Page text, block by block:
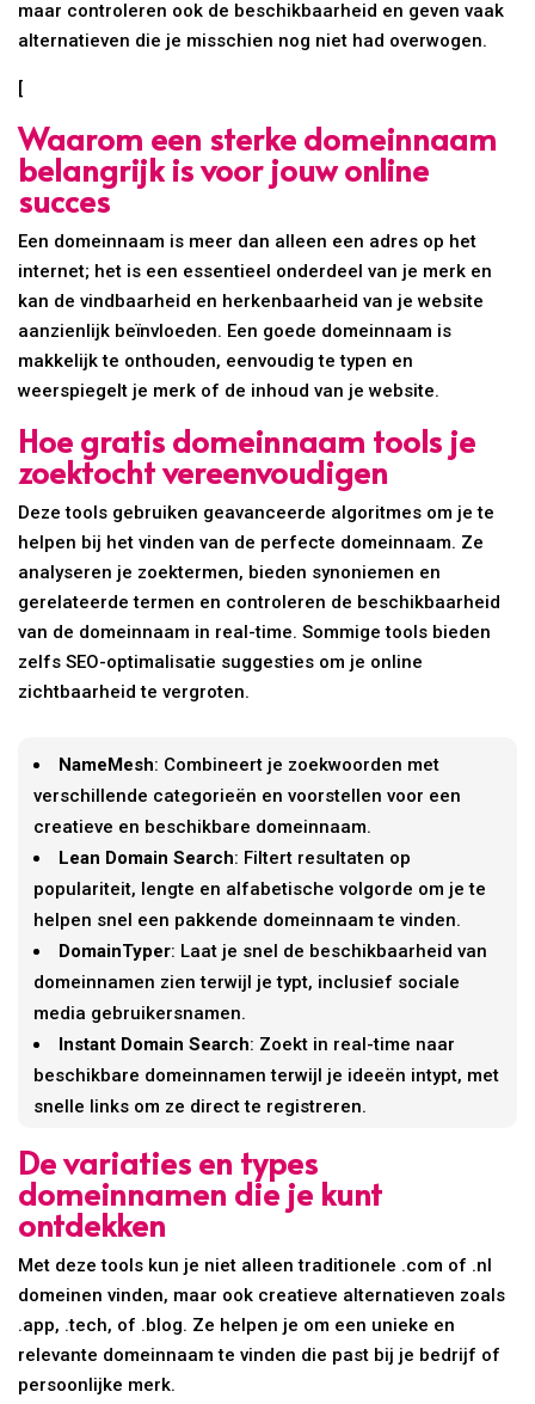
maar controleren ook de beschikbaarheid en geven vaak
alternatieven die je misschien nog niet had overwogen.
[
Waarom een sterke domeinnaam
belangrijk is voor jouw online
succes
Een domeinnaam is meer dan alleen een adres op het
internet; het is een essentieel onderdeel van je merk en
kan de vindbaarheid en herkenbaarheid van je website
aanzienlijk beïnvloeden. Een goede domeinnaam is
makkelijk te onthouden, eenvoudig te typen en
weerspiegelt je merk of de inhoud van je website.
Hoe gratis domeinnaam tools je
zoektocht vereenvoudigen
Deze tools gebruiken geavanceerde algoritmes om je te
helpen bij het vinden van de perfecte domeinnaam. Ze
analyseren je zoektermen, bieden synoniemen en
gerelateerde termen en controleren de beschikbaarheid
van de domeinnaam in real-time. Sommige tools bieden
zelfs SEO-optimalisatie suggesties om je online
zichtbaarheid te vergroten.
NameMesh: Combineert je zoekwoorden met
verschillende categorieën en voorstellen voor een
creatieve en beschikbare domeinnaam.
Lean Domain Search: Filtert resultaten op
populariteit, lengte en alfabetische volgorde om je te
helpen snel een pakkende domeinnaam te vinden.
DomainTyper: Laat je snel de beschikbaarheid van
domeinnamen zien terwijl je typt, inclusief sociale
media gebruikersnamen.
Instant Domain Search: Zoekt in real-time naar
beschikbare domeinnamen terwijl je ideeën intypt, met
snelle links om ze direct te registreren.
De variaties en types
domeinnamen die je kunt
ontdekken
Met deze tools kun je niet alleen traditionele .com of .nl
domeinen vinden, maar ook creatieve alternatieven zoals
.app, .tech, of .blog. Ze helpen je om een unieke en
relevante domeinnaam te vinden die past bij je bedrijf of
persoonlijke merk.